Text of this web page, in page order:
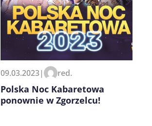
09.03.2023| red.
Polska Noc Kabaretowa
ponownie w Zgorzelcu!